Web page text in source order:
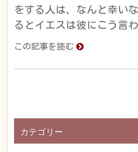
をする人は、なんと幸い
るとイエスは彼にこう言
この記事を読む
カテゴリー